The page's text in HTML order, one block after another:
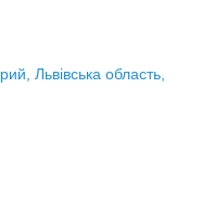
Львівська область,